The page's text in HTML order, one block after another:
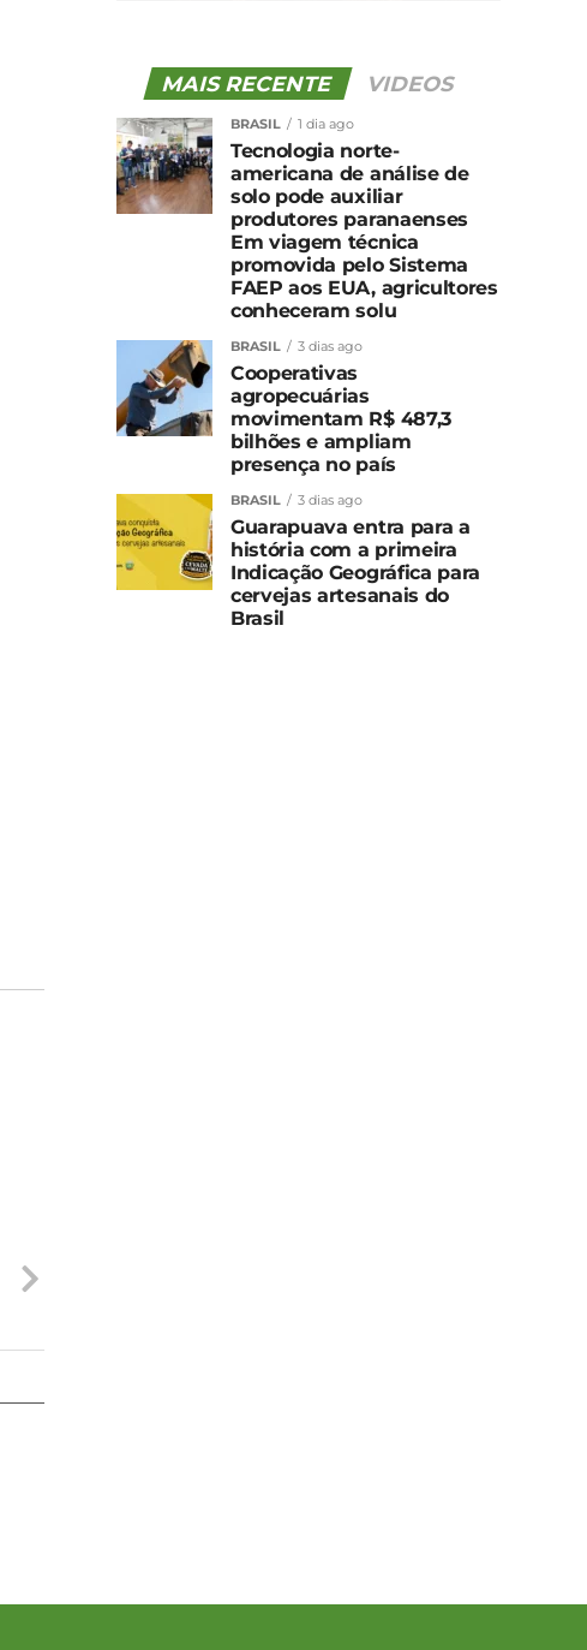
MAIS RECENTE VIDEOS
BRASIL 1 dia ago
Tecnologia norte-
americana de análise de
solo pode auxiliar
produtores paranaenses
Em viagem técnica
promovida pelo Sistema
FAEP aos EUA, agricultores
conheceram solu
BRASIL 3 dias ago
Cooperativas
agropecuárias
movimentam R$ 487,3
bilhões e ampliam
presença no país
BRASIL 3 dias ago
Guarapuava entra para a
história com a primeira
Indicação Geográfica para
cervejas artesanais do
Brasil